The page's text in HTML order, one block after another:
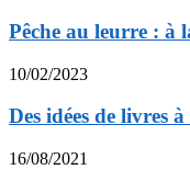
Pêche au leurre : à
10/02/2023
Des idées de livres
16/08/2021